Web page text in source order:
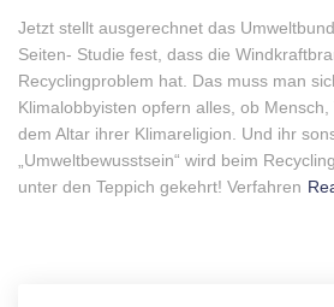
Jetzt stellt ausgerechnet das
Seiten- Studie fest, dass die
Recyclingproblem hat. Das muss man
Klimalobbyisten opfern alles, ob
dem Altar ihrer Klimareligion. Und ihr
„Umweltbewusstsein“ wird beim
unter den Teppich gekehrt! Verfahren